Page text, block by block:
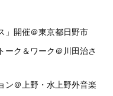
」開催＠東京都日野市
ーク＆ワーク＠川田治さ
ン＠上野・水上野外音楽